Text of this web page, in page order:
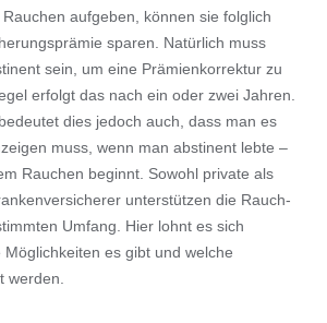
aufgeben, können sie folglich
sparen. Natürlich muss
sein, um eine Prämienkorrektur zu
erfolgt das nach ein oder zwei Jahren.
dies jedoch auch, dass man es
muss, wenn man abstinent lebte –
Rauchen beginnt. Sowohl private als
unterstützen die Rauch-
Umfang. Hier lohnt es sich
es gibt und welche
werden.